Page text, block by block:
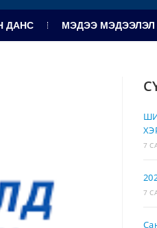
ДАНС МЭДЭЭ МЭДЭЭЛЭЛ
7
7